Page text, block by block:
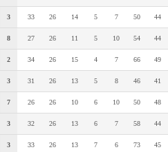
3 33 26 14 5 7 50 44
8 27 26 11 5 10 54 44
2 34 26 15 4 7 66 49
3 31 26 13 5 8 46 41
7 26 26 10 6 10 50 48
3 32 26 13 6 7 58 44
3 33 26 13 7 6 73 45